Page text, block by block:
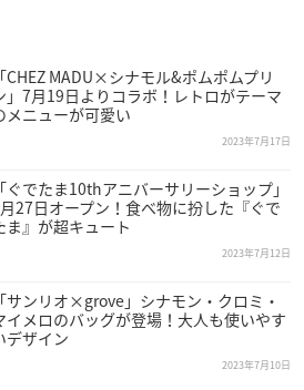
「CHEZ MADU×シナモル&ポムポムプリ
」7月19日よりコラボ！レトロがテーマ
メニューが可愛い
2023年7月17日
「ぐでたま10thアニバーサリーショップ」
27日オープン！食べ物に扮した『ぐで
ま』が超キュート
2023年7月12日
「サンリオ×grove」シナモン・クロミ・
イメロのバッグが登場！大人も使いやす
デザイン
2023年7月10日